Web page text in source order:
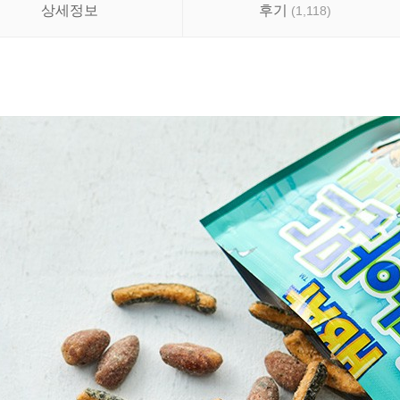
상세정보 후기 (1,118)